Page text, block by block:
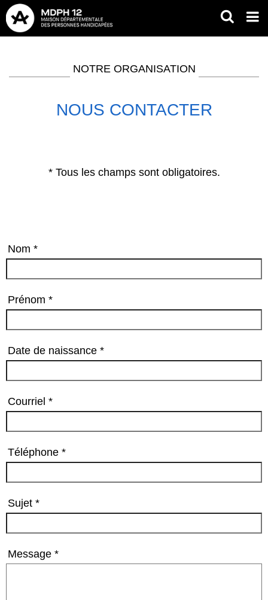
Aller
au
NOTRE ORGANISATION
NOUS CONTACTER
* Tous les champs sont obligatoires.
Nom
Prénom
Date de naissance
Courriel
Téléphone
Sujet
Message